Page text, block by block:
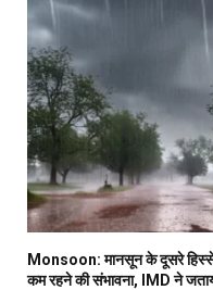
Monsoon: मानसून के दूसरे हिस्से
कम रहने की संभावना, IMD ने